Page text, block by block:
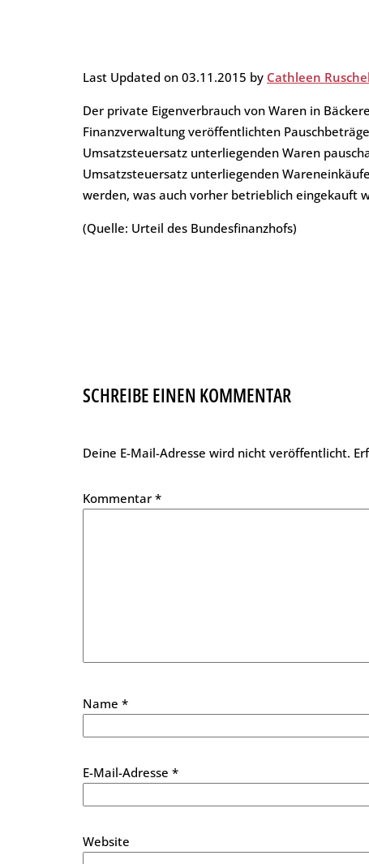
Jahresabschluss
Referenzen
e-Rechnung
Last Updated on 03.11.2015 by Cathleen Ruschel
Der private Eigenverbrauch von Waren in
Finanzverwaltung veröffentlichten
Umsatzsteuersatz unterliegenden Waren
Umsatzsteuersatz unterliegenden
werden, was auch vorher betrieblich eingekauft
(Quelle: Urteil des Bundesfinanzhofs)
SCHREIBE EINEN KOMMENTAR
Deine E-Mail-Adresse wird nicht veröffentlicht.
Kommentar *
Name *
E-Mail-Adresse *
Website